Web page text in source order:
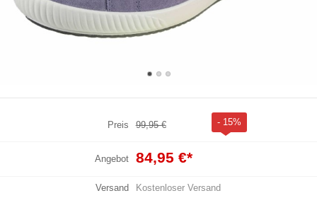
Preis 99,95 € - 15%
Angebot 84,95 €*
Versand Kostenloser Versand